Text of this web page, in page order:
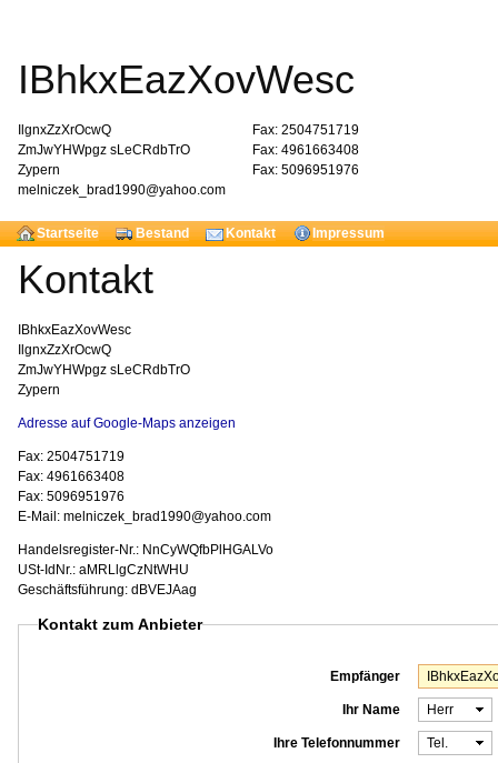
IBhkxEazXovWesc
IlgnxZzXrOcwQ
ZmJwYHWpgz sLeCRdbTrO
Zypern
melniczek_brad1990@yahoo.com
Fax: 2504751719
Fax: 4961663408
Fax: 5096951976
Startseite Bestand Kontakt Impressum
Kontakt
IBhkxEazXovWesc
IlgnxZzXrOcwQ
ZmJwYHWpgz sLeCRdbTrO
Zypern
Adresse auf Google-Maps anzeigen
Fax: 2504751719
Fax: 4961663408
Fax: 5096951976
E-Mail: melniczek_brad1990@yahoo.com
Handelsregister-Nr.: NnCyWQfbPlHGALVo
USt-IdNr.: aMRLlgCzNtWHU
Geschäftsführung: dBVEJAag
Kontakt zum Anbieter
Empfänger
Ihr Name
Ihre Telefonnummer